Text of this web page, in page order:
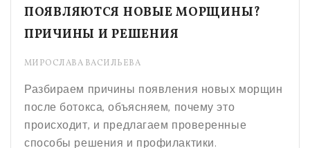
ПОЯВЛЯЮТСЯ НОВЫЕ МОРЩИНЫ?
ПРИЧИНЫ И РЕШЕНИЯ
МИРОСЛАВА ВАСИЛЬЕВА
Разбираем причины появления новых морщин
после ботокса, объясняем, почему это
происходит, и предлагаем проверенные
способы решения и профилактики.